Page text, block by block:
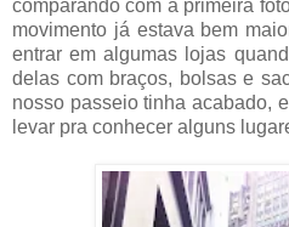
comparando com a primeira
movimento já estava bem
entrar em algumas lojas
delas com braços, bolsas e
nosso passeio tinha acabado,
levar pra conhecer alguns